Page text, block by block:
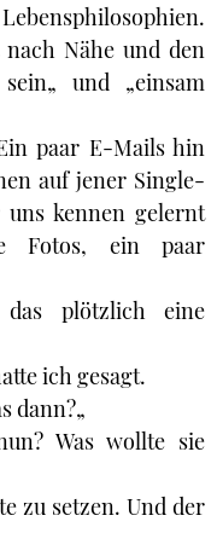
Nähe und den
und „einsam
paar E-Mails hin
auf jener Single-
kennen gelernt
Fotos, ein paar
das plötzlich eine
ich gesagt.
dann?„
Was wollte sie
zu setzen. Und der